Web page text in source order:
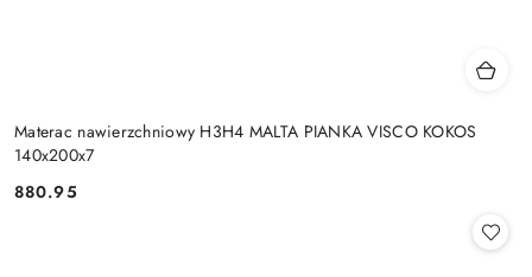
Materac nawierzchniowy H3H4 MALTA PIANKA VISCO KOKOS
140x200x7
Cena:
880.95